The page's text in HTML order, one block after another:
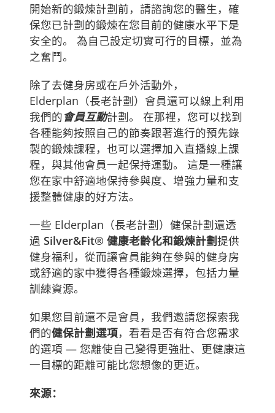
開始新的鍛煉計劃前，請諮詢您的醫生，確
保您已計劃的鍛煉在您目前的健康水平下是
安全的。 為自己設定切實可行的目標，並為
之奮鬥。
除了去健身房或在戶外活動外，
Elderplan（長老計劃）會員還可以線上利用
我們的會員互動計劃。 在那裡，您可以找到
各種能夠按照自己的節奏跟著進行的預先錄
製的鍛煉課程，也可以選擇加入直播線上課
程，與其他會員一起保持運動。 這是一種讓
您在家中舒適地保持參與度、增強力量和支
援整體健康的好方法。
一些 Elderplan（長老計劃）健保計劃還透
過 Silver&Fit® 健康老齡化和鍛煉計劃提供
健身福利，從而讓會員能夠在參與的健身房
或舒適的家中獲得各種鍛煉選擇，包括力量
訓練資源。
如果您目前還不是會員，我們邀請您探索我
們的健保計劃選項，看看是否有符合您需求
的選項 — 您離使自己變得更強壯、更健康這
一目標的距離可能比您想像的更近。
來源：